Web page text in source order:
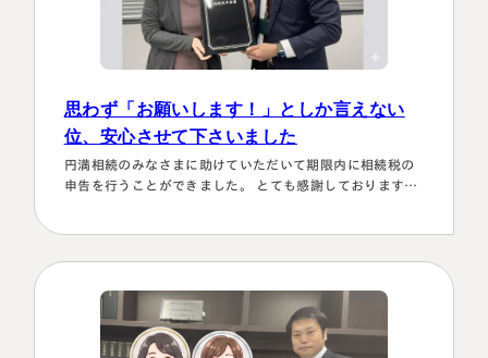
Access
大宮事務所
〒330-0854
思わず「お願いします！」としか言えない
位、安心させて下さいました
円満相続のみなさまに助けていただいて期限内に相続税の
申告を行うことができました。 とても感謝しております。
い！！と、私も思わず「お願いします！」としか言えない